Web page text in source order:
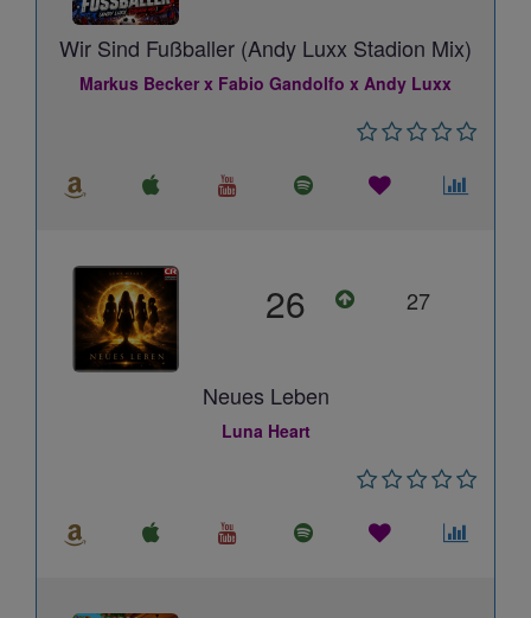
Wir Sind Fußballer (Andy Luxx Stadion Mix)
Markus Becker x Fabio Gandolfo x Andy Luxx
26 27
Neues Leben
Luna Heart